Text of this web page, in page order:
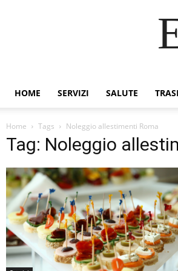
HOME SERVIZI SALUTE
Home Tags Noleggio allestimenti Roma
Tag: Noleggio